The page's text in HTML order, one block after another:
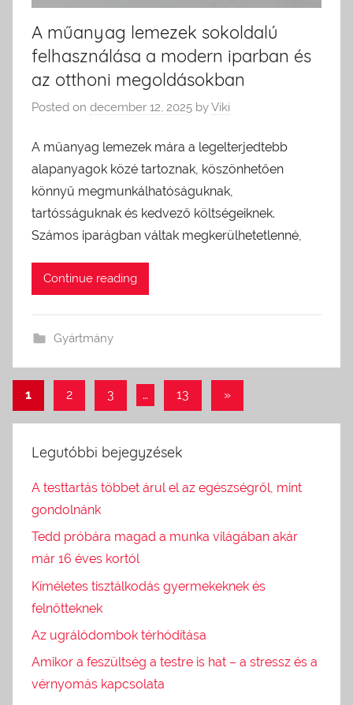
A műanyag lemezek sokoldalú
felhasználása a modern iparban és
az otthoni megoldásokban
Posted on december 12, 2025 byViki
A műanyag lemezek mára a legelterjedtebb
alapanyagok közé tartoznak, köszönhetően
könnyű megmunkálhatóságuknak,
tartósságuknak és kedvező költségeiknek.
Számos iparágban váltak megkerülhetetlenné,
Continue reading
Gyártmány
Bejegyzés
navigáció
1 2 3 … 13
Next
»
Legutóbbi bejegyzések
A testtartás többet árul el az egészségről, mint
gondolnánk
Tedd próbára magad a munka világában akár
már 16 éves kortól
Kíméletes tisztálkodás gyermekeknek és
felnőtteknek
Az ugrálódombok térhódítása
Amikor a feszültség a testre is hat – a stressz és a
vérnyomás kapcsolata